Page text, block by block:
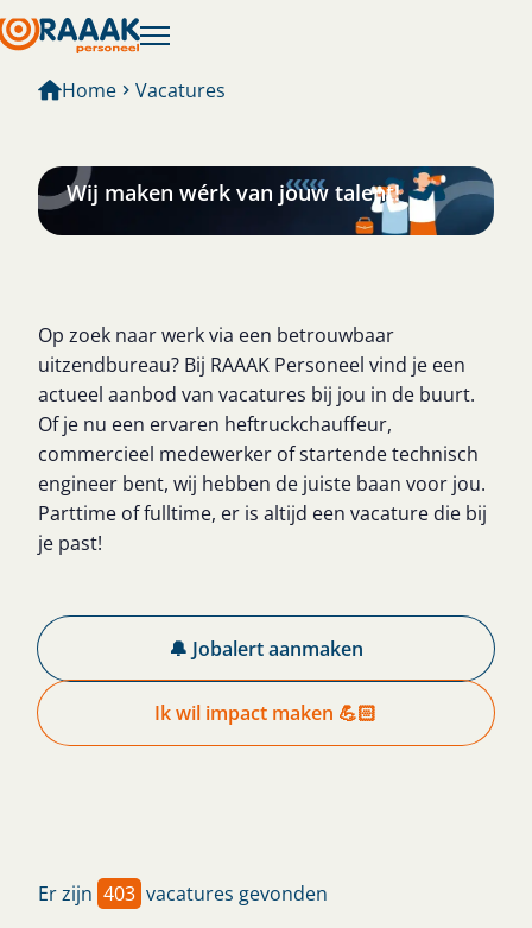
Home Vacatures
Wij maken wérk van jouw talent!
Op zoek naar werk via een betrouwbaar
uitzendbureau? Bij RAAAK Personeel vind je een
actueel aanbod van vacatures bij jou in de buurt.
Of je nu een ervaren heftruckchauffeur,
commercieel medewerker of startende technisch
engineer bent, wij hebben de juiste baan voor jou.
Parttime of fulltime, er is altijd een vacature die bij
je past!
🔔 Jobalert aanmaken
Ik wil impact maken 💪🏻
Er zijn 403 vacatures gevonden